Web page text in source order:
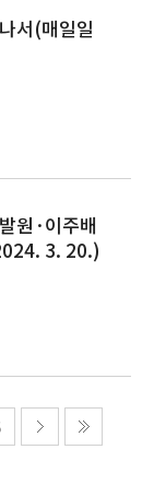
서(매일일
원·이주배
3. 20.)